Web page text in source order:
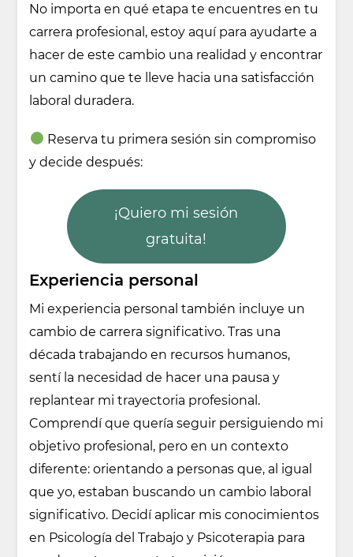
No importa en qué etapa te encuentres en tu
carrera profesional, estoy aquí para ayudarte a
hacer de este cambio una realidad y encontrar
un camino que te lleve hacia una satisfacción
laboral duradera.
Reserva tu primera sesión sin compromiso
y decide después:
¡Quiero mi sesión
gratuita!
Experiencia personal
Mi experiencia personal también incluye un
cambio de carrera significativo. Tras una
década trabajando en recursos humanos,
sentí la necesidad de hacer una pausa y
replantear mi trayectoria profesional.
Comprendí que quería seguir persiguiendo mi
objetivo profesional, pero en un contexto
diferente: orientando a personas que, al igual
que yo, estaban buscando un cambio laboral
significativo. Decidí aplicar mis conocimientos
en Psicología del Trabajo y Psicoterapia para